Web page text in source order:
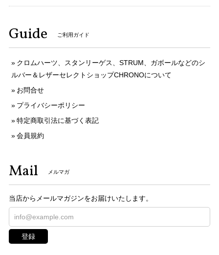
Guide ご利用ガイド
クロムハーツ、スタンリーゲス、STRUM、ガボールなどのシ
ルバー＆レザーセレクトショップCHRONOについて
お問合せ
プライバシーポリシー
特定商取引法に基づく表記
会員規約
Mail メルマガ
当店からメールマガジンをお届けいたします。
登録